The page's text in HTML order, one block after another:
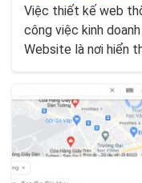
Việc thiết kế web
công việc kinh
Website là nơi hiển